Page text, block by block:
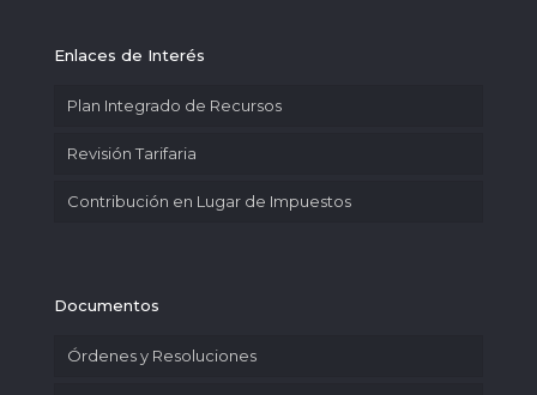
Enlaces de Interés
Plan Integrado de Recursos
Revisión Tarifaria
Contribución en Lugar de Impuestos
Documentos
Órdenes y Resoluciones